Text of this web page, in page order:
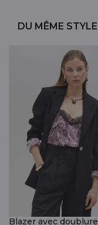
DU MÊME STYLE
Blazer avec doublure